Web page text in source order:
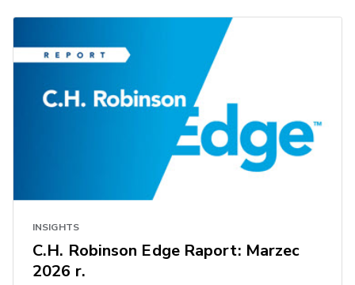
INSIGHTS
C.H. Robinson Edge Raport: Marzec
2026 r.